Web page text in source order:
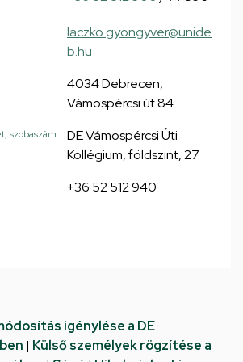
laczko.gyongyver@unide
b.hu
4034 Debrecen,
Vámospércsi út 84.
szobaszám
DE Vámospércsi Úti
Kollégium, földszint, 27
+36 52 512 940
igénylése a DE
| Külső személyek rögzítése a